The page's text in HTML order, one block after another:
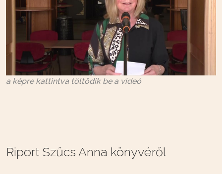
a képre kattintva töltődik be a videó
Riport Szűcs Anna könyvéről